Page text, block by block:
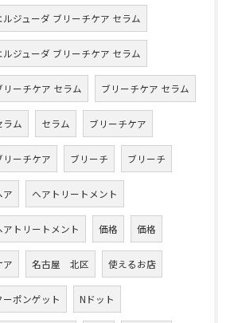
ルジューダ ブリーチケア セラム
ルジューダ ブリーチケア セラム
リーチケア セラム ブリーチケア セラム
ラム セラム ブリーチケア
リーチケア ブリーチ ブリーチ
ア ヘアトリートメント
アトリートメント 価格 価格
ア 名古屋 北区 使えるお店
ーポンゲット Nドット